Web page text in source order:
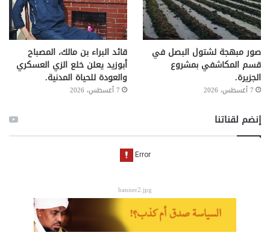
صور مبهجة لشتول البصل في
قسم المكاشفي بمشروع
الجزيرة.
7 أغسطس، 2026
قائد البراء بن مالك، المصباح
أبوزيد يعلن خلع الزي العسكري
والعودة للحياة المدنية.
7 أغسطس، 2026
إنضم لقناتنا
banner2.jpg